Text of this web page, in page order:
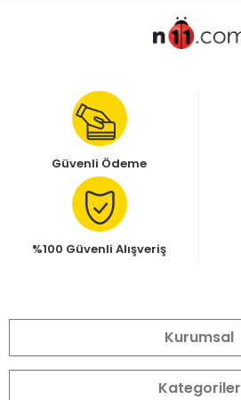
Güvenli Ödeme
%100 Güvenli Alışveriş
Kurumsal
Kategoriler